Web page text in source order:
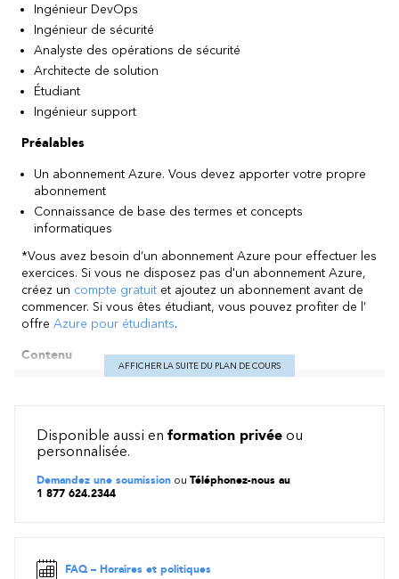
Ingénieur DevOps
Ingénieur de sécurité
Analyste des opérations de sécurité
Architecte de solution
Étudiant
Ingénieur support
Préalables
Un abonnement Azure. Vous devez apporter votre propre
abonnement
Connaissance de base des termes et concepts
informatiques
*Vous avez besoin d’un abonnement Azure pour effectuer les
exercices. Si vous ne disposez pas d'un abonnement Azure,
créez un compte gratuit et ajoutez un abonnement avant de
commencer. Si vous êtes étudiant, vous pouvez profiter de l’
offre Azure pour étudiants.
Contenu
Développer avec DevOps
Livrez avec DevOps
AFFICHER LA SUITE DU PLAN DE COURS
Disponible aussi en formation privée ou
personnalisée.
Demandez une soumission ou Téléphonez-nous au
1 877 624.2344
FAQ – Horaires et politiques